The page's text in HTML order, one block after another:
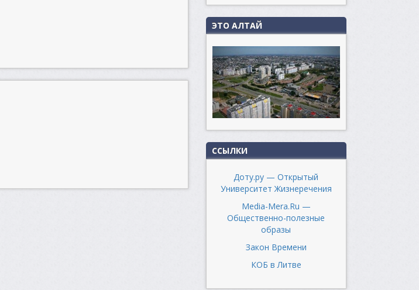
ЭТО АЛТАЙ
ССЫЛКИ
Доту.ру — Открытый
Университет Жизнеречения
Media-Mera.Ru —
Общественно-полезные
образы
Закон Времени
КОБ в Литве